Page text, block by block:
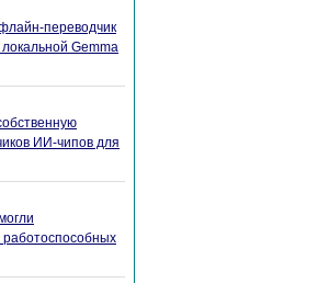
переводчик
Gemma
ИИ-чипов для
работоспособных